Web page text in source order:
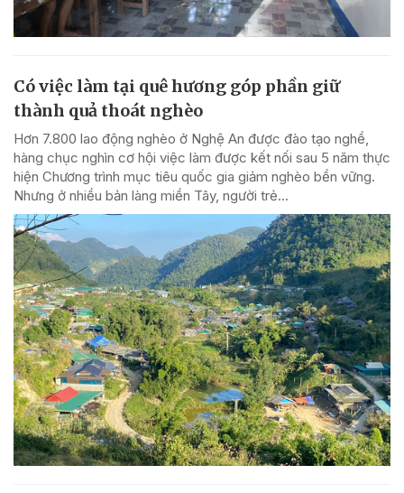
Có việc làm tại quê hương góp phần giữ
thành quả thoát nghèo
Hơn 7.800 lao động nghèo ở Nghệ An được đào tạo nghề,
hàng chục nghìn cơ hội việc làm được kết nối sau 5 năm thực
hiện Chương trình mục tiêu quốc gia giảm nghèo bền vững.
Nhưng ở nhiều bản làng miền Tây, người trẻ...